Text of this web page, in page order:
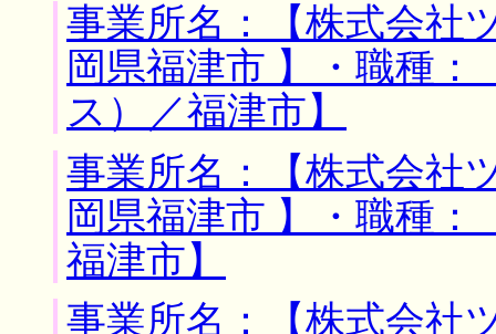
事業所名：【株式会
岡県福津市 】・職種
ス）／福津市】
事業所名：【株式会
岡県福津市 】・職種
福津市】
事業所名：【株式会